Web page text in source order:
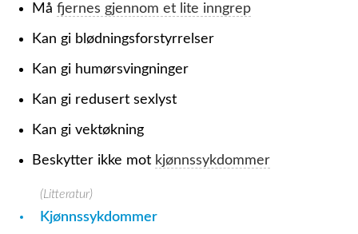
Må fjernes gjennom et lite inngrep
Kan gi blødningsforstyrrelser
Kan gi humørsvingninger
Kan gi redusert sexlyst
Kan gi vektøkning
Beskytter ikke mot kjønnssykdommer
(Litteratur)
Kjønnssykdommer